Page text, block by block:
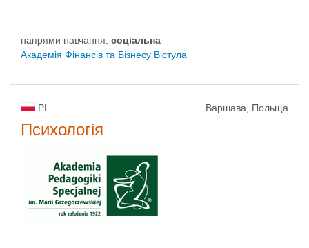
напрями навчання: соціальна
Академія Фінансів та Бізнесу Вістула
PL Варшава, Польща
Психологія